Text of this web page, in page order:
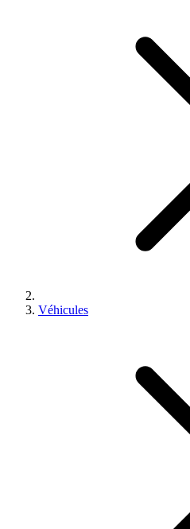
Véhicules